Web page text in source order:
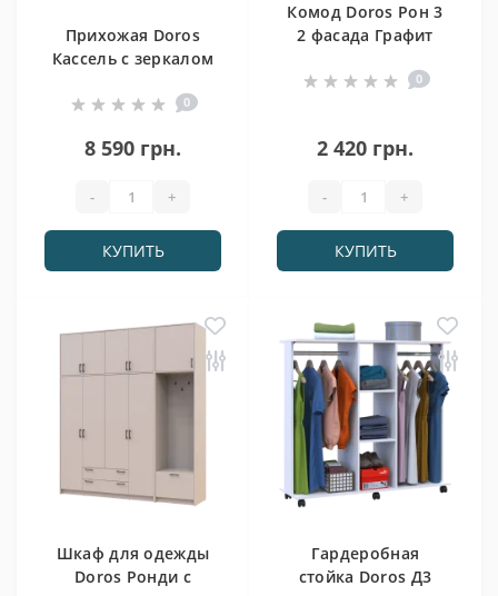
Прихожая Doros
Кассель с зеркалом
159х40х110 0
8 590 грн.
- +
КУПИТЬ
Комод Doros Рон 3
2 фасада Графит
0
2 420 грн.
- +
КУПИТЬ
Шкаф для одежды
Doros Ронди с
Гардеробная
стойка Doros Д3